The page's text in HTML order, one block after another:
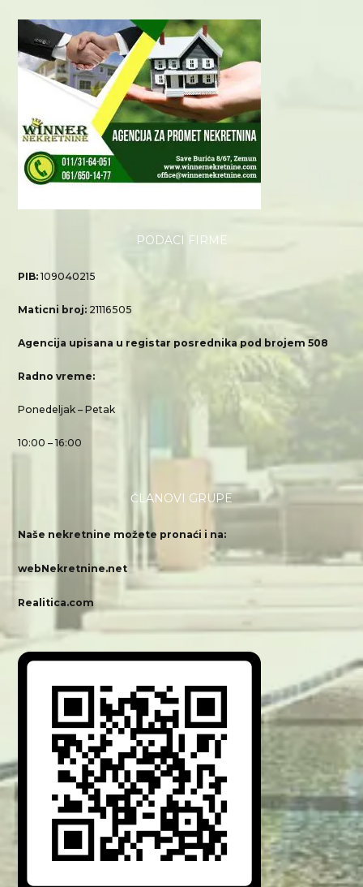
PODACI FIRME
PIB:109040215
Maticni broj: 21116505
Agencija upisana u registar posrednika pod brojem 508
Radno vreme:
Ponedeljak – Petak
10:00 – 16:00
ČLANOVI GRUPE
Naše nekretnine možete pronaći i na:
webNekretnine.net
Realitica.com